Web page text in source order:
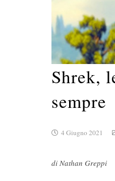
Shrek,
sempre
4 Giugno 2021
di Nathan Greppi